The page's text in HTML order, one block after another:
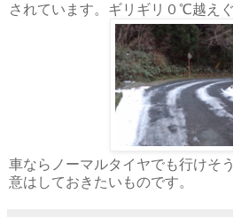
されています。ギリギリ０℃越えぐ
車ならノーマルタイヤでも行けそ
意はしておきたいものです。